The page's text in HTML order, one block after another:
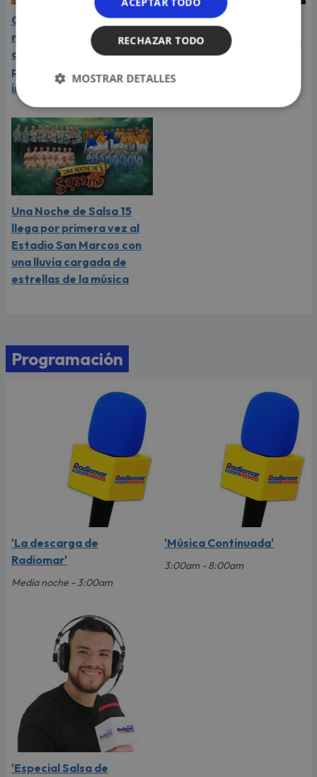
Carín León atraviesa el
mejor momento de su
carrera y llega a Lima en
plena consagración
internacional
Daniela Darcourt, Masiel
Málaga y más artistas de
la salsa le expresaron su
apoyo a Naldy Saldaña
Una Noche de Salsa 15
llega por primera vez al
Estadio San Marcos con
una lluvia cargada de
estrellas de la música
Programación
'La descarga de
Radiomar'
Media noche - 3:00am
'Música Continuada'
3:00am - 8:00am
'Especial Salsa de
RECHAZAR TODO
MOSTRAR DETALLES